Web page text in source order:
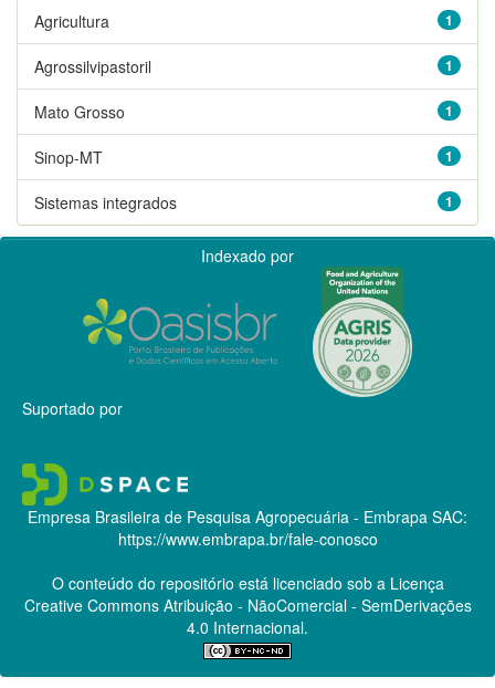
1
Agricultura
1
Agrossilvipastoril
1
Mato Grosso
1
Sinop-MT
1
Sistemas integrados
Indexado por
Suportado por
Empresa Brasileira de Pesquisa Agropecuária - Embrapa SAC:
https://www.embrapa.br/fale-conosco
O conteúdo do repositório está licenciado sob a Licença
Creative CommonsAtribuição - NãoComercial - SemDerivações
4.0 Internacional.